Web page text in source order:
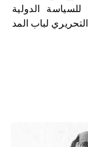
للسياسة الدولية
لباب المد